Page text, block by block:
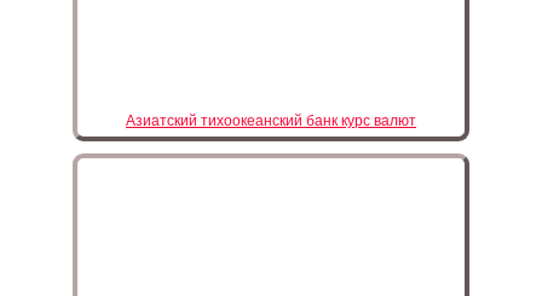
Азиатский тихоокеанский банк курс валют